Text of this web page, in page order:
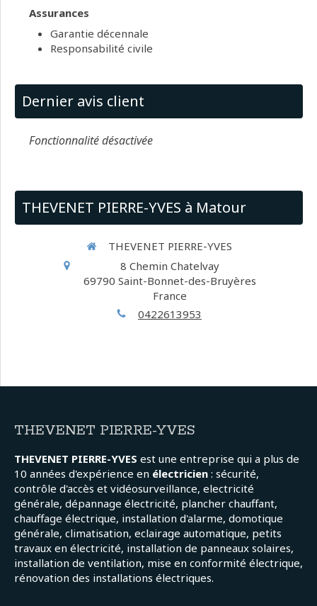
Assurances
Garantie décennale
Responsabilité civile
Dernier avis client
Fonctionnalité désactivée
THEVENET PIERRE-YVES à Matour
THEVENET PIERRE-YVES
8 Chemin Chatelvay
69790 Saint-Bonnet-des-Bruyères
France
0422613953
THEVENET PIERRE-YVES
THEVENET PIERRE-YVES est une entreprise qui a plus de
10 années d'expérience en électricien : sécurité,
contrôle d'accès et vidéosurveillance, electricité
générale, dépannage électricité, plancher chauffant,
chauffage électrique, installation d'alarme, domotique
générale, climatisation, eclairage automatique, petits
travaux en électricité, installation de panneaux solaires,
installation de ventilation, mise en conformité électrique,
rénovation des installations électriques.